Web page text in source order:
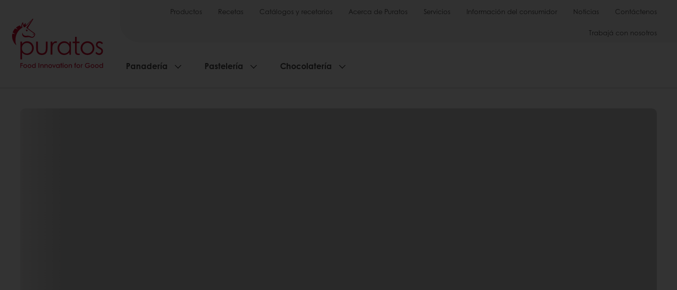
Productos Recetas Catálogos y recetarios Acerca de Puratos Servicios Información del consumidor Noticias Contáctenos
Trabajá con nosotros
Panadería Pastelería Chocolatería